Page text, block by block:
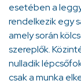
esetében a
rendelkezik egy
amely során
szereplők.
nulladik
csak a munka